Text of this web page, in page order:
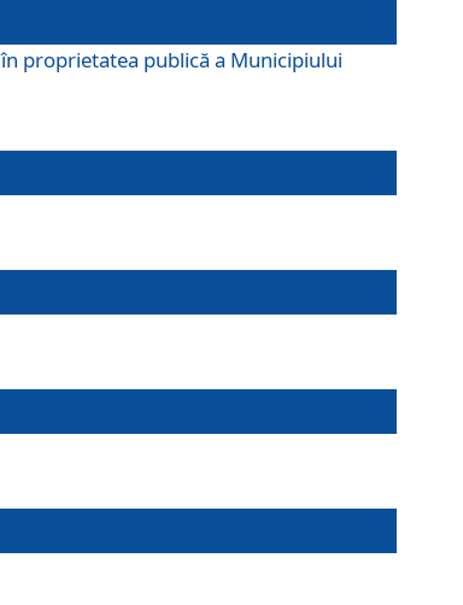
proprietatea publică a Municipiului